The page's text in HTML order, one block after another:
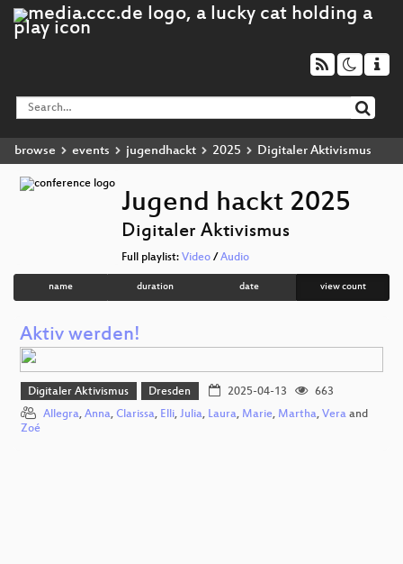
browse events jugendhackt 2025 Digitaler Aktivismus
Jugend hackt 2025
Digitaler Aktivismus
Full playlist: Video / Audio
name duration date view count
Aktiv werden!
Digitaler Aktivismus Dresden 2025-04-13
663
Allegra, Anna, Clarissa, Elli, Julia, Laura, Marie, Martha, Vera and
Zoé